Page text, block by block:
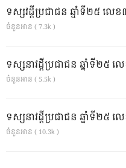
ទស្សវដ្តីប្រជាជន ឆ្នាំទី២៥ ល
ចំនួនអាន ( 7.3k )
ទស្សនាវដ្ដីប្រជាជន ឆ្នាំទី២៥
ចំនួនអាន ( 5.5k )
ទស្សនាវដ្ដីប្រជាជន ឆ្នាំទី២៥
ចំនួនអាន ( 10.3k )